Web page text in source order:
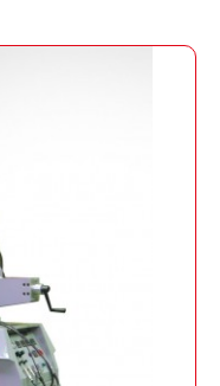
Reifen,
mittels Druck